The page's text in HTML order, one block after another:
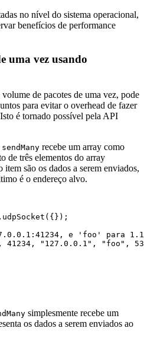
no nível do sistema operacional,
benefícios de performance
uma vez usando
de pacotes de uma vez, pode
para evitar o overhead de fazer
é tornado possível pela API
sendMany recebe um array como
de três elementos do array
são os dados a serem enviados,
é o endereço alvo.
udpSocket ({});
e 'foo' para
, 41234 , "127.0.0.1" , "foo" , 53
simplesmente recebe um
os dados a serem enviados ao